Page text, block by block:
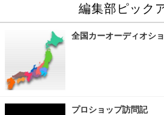
編集部ピック
全国カーオーディオシ
プロショップ訪問記